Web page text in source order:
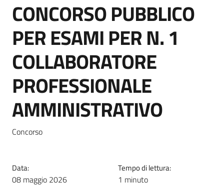
CONCORSO PUBBLICO
PER ESAMI PER N. 1
COLLABORATORE
PROFESSIONALE
AMMINISTRATIVO
Concorso
Data:
08 maggio 2026
Tempo di lettura:
1 minuto